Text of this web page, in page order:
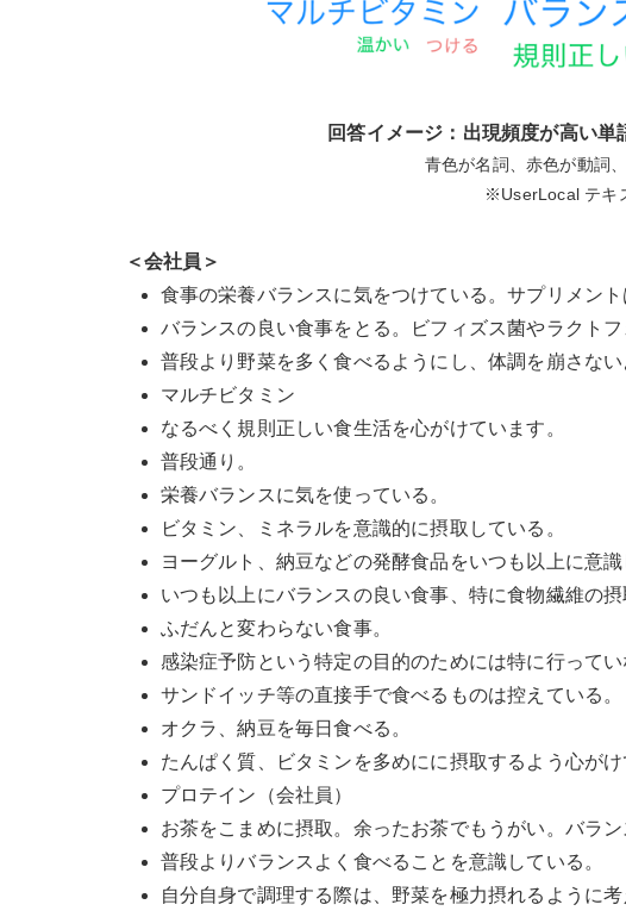
回答イメージ：出現頻度が高い
青色が名詞、赤色が動詞
※UserLocal テキ
＜会社員＞
食事の栄養バランスに気をつけている。サプリメン
バランスの良い食事をとる。ビフィズス菌やラクト
普段より野菜を多く食べるようにし、体調を崩さない
マルチビタミン
なるべく規則正しい食生活を心がけています。
普段通り。
栄養バランスに気を使っている。
ビタミン、ミネラルを意識的に摂取している。
ヨーグルト、納豆などの発酵食品をいつも以上に意識
いつも以上にバランスの良い食事、特に食物繊維の摂
ふだんと変わらない食事。
感染症予防という特定の目的のためには特に行ってい
サンドイッチ等の直接手で食べるものは控えている。
オクラ、納豆を毎日食べる。
たんぱく質、ビタミンを多めにに摂取するよう心がけ
プロテイン（会社員）
お茶をこまめに摂取。余ったお茶でもうがい。バラ
普段よりバランスよく食べることを意識している。
自分自身で調理する際は、野菜を極力摂れるように